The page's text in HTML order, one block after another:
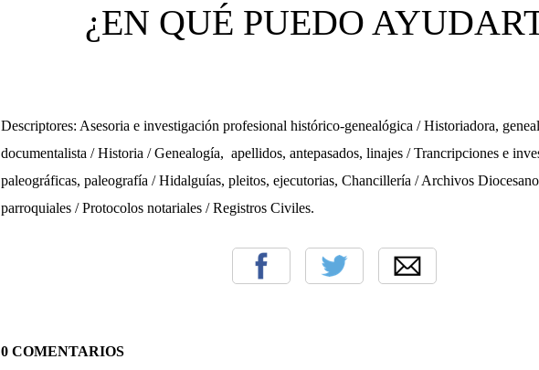
¿EN QUÉ PUEDO
Descriptores: Asesoria e investigación profesional histórico-genealógica / Historiadora,
documentalista / Historia / Genealogía, apellidos, antepasados, linajes / Trancripciones e
paleográficas, paleografía / Hidalguías, pleitos, ejecutorias, Chancillería / Archivos
parroquiales / Protocolos notariales / Registros Civiles.
0 COMENTARIOS